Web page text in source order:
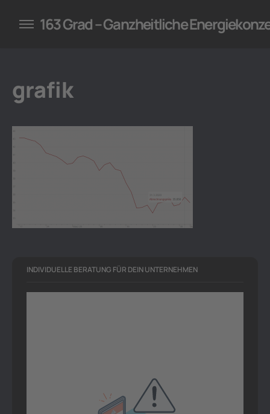
für Unternehmen
163 Grad – Ganzheitliche
grafik
INDIVIDUELLE BERATUNG FÜR DEIN UNTERNEHMEN